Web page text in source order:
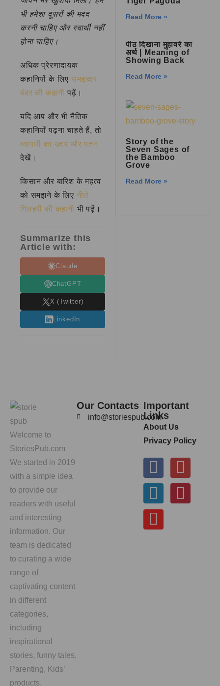
भी हमेशा दूसरों की मदद
करनी चाहिए और स्वार्थी नहीं
होना चाहिए।
अधिक प्रेरणादायक
कहानियों के लिए समझदार
बंदर की कहानी पढ़ें।
यदि आप और भी नैतिक
कहानियाँ पढ़ना चाहते हैं, तो
व्यापारी का उदय और पतन
देखें।
किसान और बारिश के महत्व
को समझने के लिए नीले
गिलहरी की कहानी भी पढ़ें।
Summarize this
Article with:
Claude
ChatGPT
X (Twitter)
LinkedIn
Read More »
पीठ दिखाना मुहावरे का
अर्थ | Meaning of
Showing Back
Read More »
Story of the
Seven Sages of
the Bamboo
Grove
Read More »
Welcome to
StoriesPub.com
We started in 2019
with a simple idea
to provide our
readers with useful
and interesting
information. Our
team is dedicated
to curating a wide
range of
captivating content
in different
categories,
including
inspirational
stories, funny tales,
Parenting, Kids’
products,
Our Contacts
info@storiespub.com
Important
Links
About Us
Privacy Policy